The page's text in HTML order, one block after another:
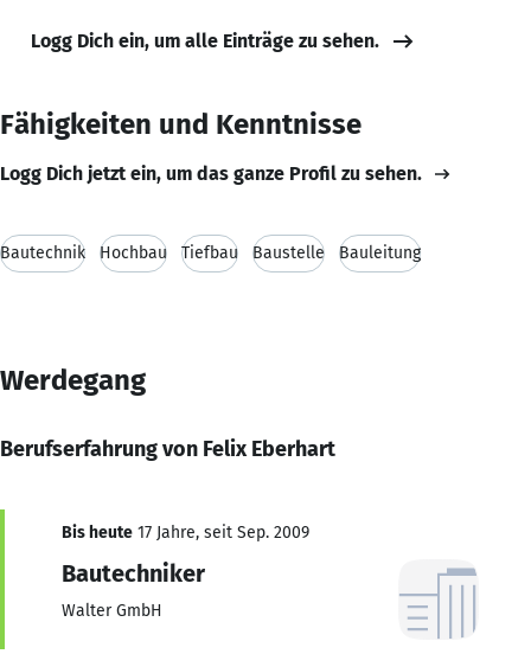
Logg Dich ein, um alle Einträge zu sehen.
Fähigkeiten und Kenntnisse
Logg Dich jetzt ein, um das ganze Profil zu sehen.
Bautechnik Hochbau Tiefbau Baustelle Bauleitung
Werdegang
Berufserfahrung von Felix Eberhart
Bis heute 17 Jahre, seit Sep. 2009
Bautechniker
Walter GmbH